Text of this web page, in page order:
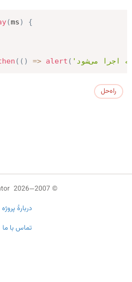
(ms)
{
( ( ) => alert (
راه‌حل
© 2007—2026 Ilya Kantor
دربارهٔ پروژه
تماس با ما